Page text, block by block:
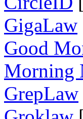
GigaLaw
Good
Morning
GrepLaw